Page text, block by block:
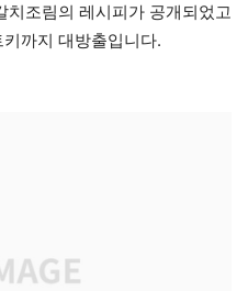
치조림의 레시피가 공개되었고
까지 대방출입니다.